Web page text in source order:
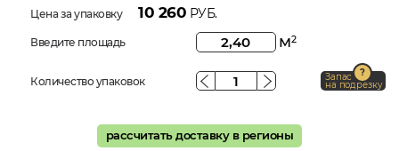
Цена за упаковку 10 260 РУБ.
Введите площадь м2
Количество упаковок Запас
на подрезку
рассчитать доставку в регионы